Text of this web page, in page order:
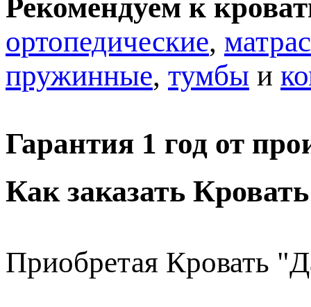
Рекомендуем к
ортопедические,
пружинные, тумбы и
Гарантия 1 год от
Как заказать
Приобретая Кровать